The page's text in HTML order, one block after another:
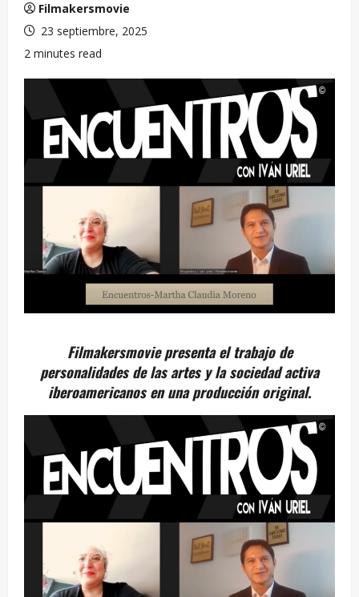
Filmakersmovie
23 septiembre, 2025
2 minutes read
Filmakersmovie presenta el trabajo de
personalidades de las artes y la sociedad activa
iberoamericanos en una producción original.